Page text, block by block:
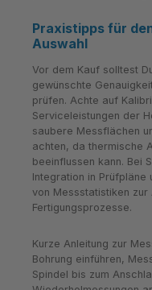
Praxistipps für
Auswahl
Vor dem Kauf solltest
gewünschte
prüfen. Achte auf
Serviceleistungen der
saubere Messflächen
achten, da thermische
beeinflussen kann. Bei
Integration in Prüfpläne
von Messstatistiken
Fertigungsprozesse.
Kurze Anleitung zur
Bohrung einführen,
Spindel bis zum